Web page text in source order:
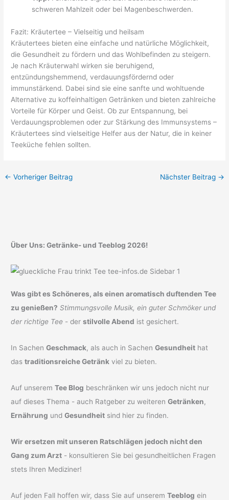
schweren Mahlzeit oder bei Magenbeschwerden.
Fazit: Kräutertee – Vielseitig und heilsam
Kräutertees bieten eine einfache und natürliche Möglichkeit,
die Gesundheit zu fördern und das Wohlbefinden zu steigern.
Je nach Kräuterwahl wirken sie beruhigend,
entzündungshemmend, verdauungsfördernd oder
immunstärkend. Dabei sind sie eine sanfte und wohltuende
Alternative zu koffeinhaltigen Getränken und bieten zahlreiche
Vorteile für Körper und Geist. Ob zur Entspannung, bei
Verdauungsproblemen oder zur Stärkung des Immunsystems –
Kräutertees sind vielseitige Helfer aus der Natur, die in keiner
Teeküche fehlen sollten.
← Vorheriger Beitrag Nächster Beitrag →
Über Uns: Getränke- und Teeblog 2026!
Was gibt es Schöneres, als einen aromatisch duftenden Tee
zu genießen? Stimmungsvolle Musik, ein guter Schmöker und
der richtige Tee - derstilvolle Abend ist gesichert.
In SachenGeschmack, als auch in SachenGesundheit hat
dastraditionsreiche Getränk viel zu bieten.
Auf unseremTee Blog beschränken wir uns jedoch nicht nur
auf dieses Thema - auch Ratgeber zu weiterenGetränken,
Ernährung undGesundheit sind hier zu finden.
Wir ersetzen mit unseren Ratschlägen jedoch nicht den
Gang zum Arzt - konsultieren Sie bei gesundheitlichen Fragen
stets Ihren Mediziner!
Auf jeden Fall hoffen wir, dass Sie auf unseremTeeblog ein